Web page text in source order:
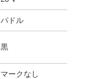
パドル
黒
マークなし